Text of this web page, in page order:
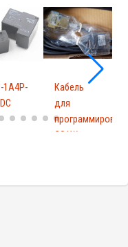
1A4P-
Кабель
для
CS1W-